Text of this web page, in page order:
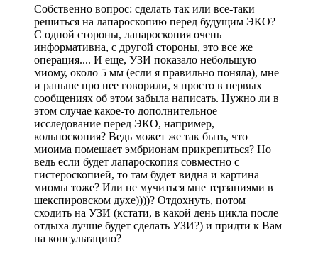
Собственно вопрос: сделать так или все-таки
решиться на лапароскопию перед будущим ЭКО?
С одной стороны, лапароскопия очень
информативна, с другой стороны, это все же
операция.... И еще, УЗИ показало небольшую
миому, около 5 мм (если я правильно поняла), мне
и раньше про нее говорили, я просто в первых
сообщениях об этом забыла написать. Нужно ли в
этом случае какое-то дополнительное
исследование перед ЭКО, например,
кольпоскопия? Ведь может же так быть, что
миоима помешает эмбрионам прикрепиться? Но
ведь если будет лапароскопия совместно с
гистероскопией, то там будет видна и картина
миомы тоже? Или не мучиться мне терзаниями в
шекспировском духе))))? Отдохнуть, потом
сходить на УЗИ (кстати, в какой день цикла после
отдыха лучше будет сделать УЗИ?) и придти к Вам
на консультацию?